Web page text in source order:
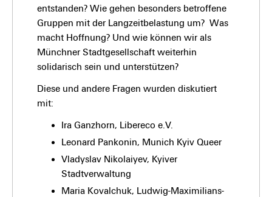
entstanden? Wie gehen besonders betroffene
Gruppen mit der Langzeitbelastung um? Was
macht Hoffnung? Und wie können wir als
Münchner Stadtgesellschaft weiterhin
solidarisch sein und unterstützen?
Diese und andere Fragen wurden diskutiert
mit:
Ira Ganzhorn, Libereco e.V.
Leonard Pankonin, Munich Kyiv Queer
Vladyslav Nikolaiyev, Kyiver
Stadtverwaltung
Maria Kovalchuk, Ludwig-Maximilians-